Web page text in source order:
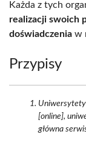
Każda z tych
realizacji swoich
doświadczenia w
Przypisy
Uniwersytety
[online],
główna